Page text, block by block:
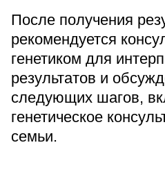
После получения
рекомендуется
генетиком для
результатов и
следующих шагов,
генетическое
семьи.